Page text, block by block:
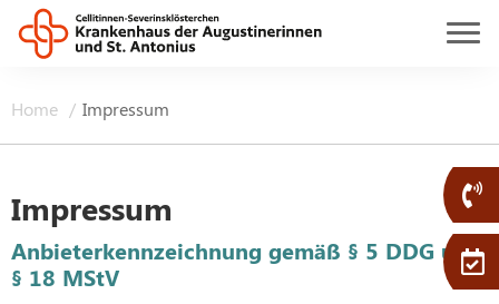
Home Impressum
Impressum
Anbieterkennzeichnung gemäß § 5 DDG und
§ 18 MStV